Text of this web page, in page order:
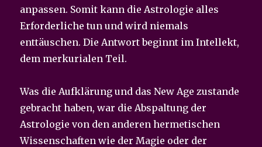
anpassen. Somit kann die Astrologie alles
Erforderliche tun und wird niemals
enttäuschen. Die Antwort beginnt im Intellekt,
dem merkurialen Teil.
Was die Aufklärung und das New Age zustande
gebracht haben, war die Abspaltung der
Astrologie von den anderen hermetischen
Wissenschaften wie der Magie oder der